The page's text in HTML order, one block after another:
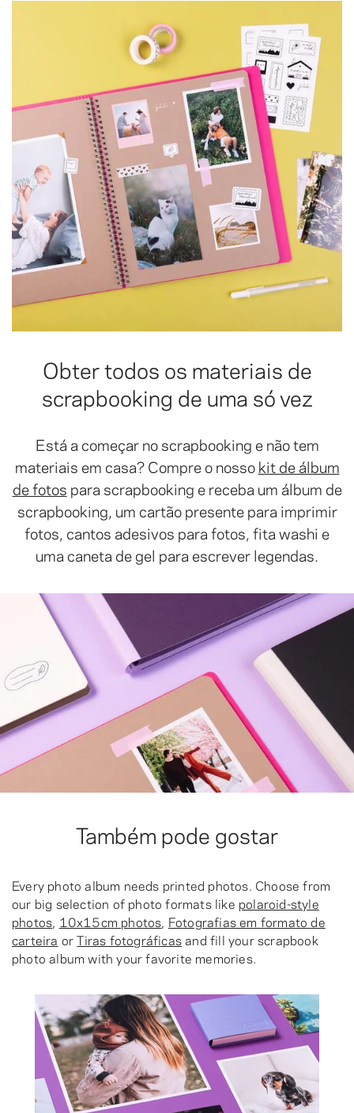
Obter todos os materiais de
scrapbooking de uma só vez
Está a começar no scrapbooking e não tem
materiais em casa? Compre o nossokit de álbum
de fotos para scrapbooking e receba um álbum de
scrapbooking, um cartão presente para imprimir
fotos, cantos adesivos para fotos, fita washi e
uma caneta de gel para escrever legendas.
Também pode gostar
Every photo album needs printed photos. Choose from
our big selection of photo formats like polaroid-style
photos 10x15cm photos Fotografias em formato de
carteira orTiras fotográficasand fill your scrapbook
photo album with your favorite memories.